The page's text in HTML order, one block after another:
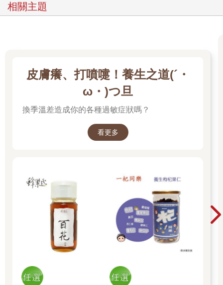
相關主題
皮膚癢、打噴嚏！養生之道(´・
ω・)つ旦
換季溫差造成你的各種過敏症狀嗎？
看更多